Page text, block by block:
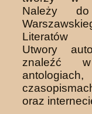
Należy do
Literatów
Utwory
znaleźć
oraz